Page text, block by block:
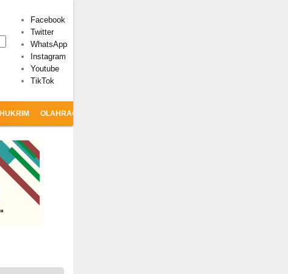
Facebook
Twitter
WhatsApp
Instagram
Youtube
TikTok
HUKRIM OLAHRAGA